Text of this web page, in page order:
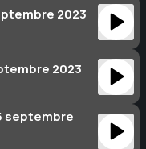
2023
2023
septembre